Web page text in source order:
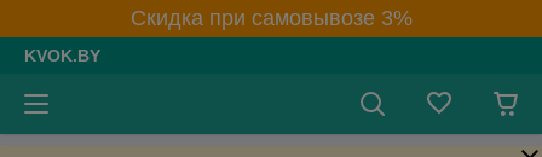
Скидка при самовывозе 3%
KVOK.BY